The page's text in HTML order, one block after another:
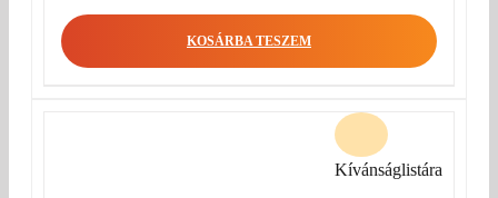
KOSÁRBA TESZEM
Kívánságlistára